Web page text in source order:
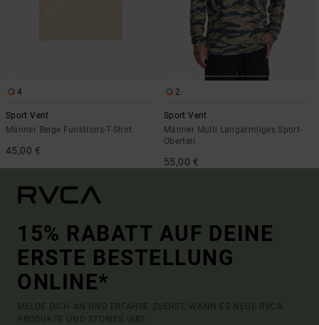
4
Sport Vent
Männer Beige Funktions-T-Shirt
45,00 €
2
Sport Vent
Männer Multi Langärmliges Sport-
Oberteil
55,00 €
15% RABATT AUF DEINE
ERSTE BESTELLUNG
ONLINE*
MELDE DICH AN UND ERFAHRE ZUERST, WANN ES NEUE RVCA
PRODUKTE UND STORIES GIBT.